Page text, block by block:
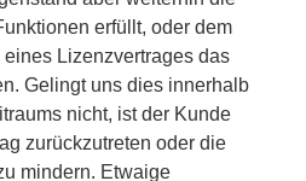
erfüllt, oder dem
Lizenzvertrages das
Gelingt uns dies innerhalb
nicht, ist der Kunde
zurückzutreten oder die
mindern. Etwaige